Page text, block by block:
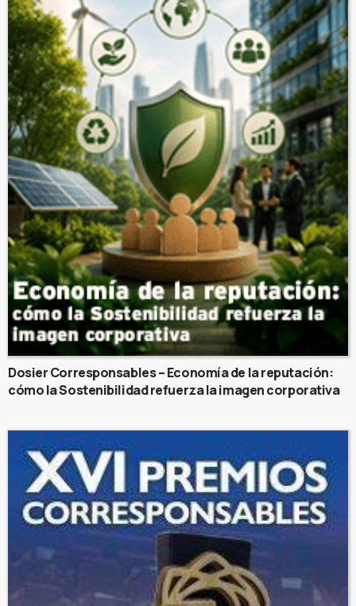
Dosier Corresponsables – Economía de la reputación:
cómo la Sostenibilidad refuerza la imagen corporativa